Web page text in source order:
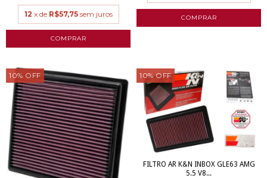
12 x de R$57,75 sem juros
10% OFF 10%OFF
FILTRO AR K&N INBOX GLE63 AMG
5.5 V8...